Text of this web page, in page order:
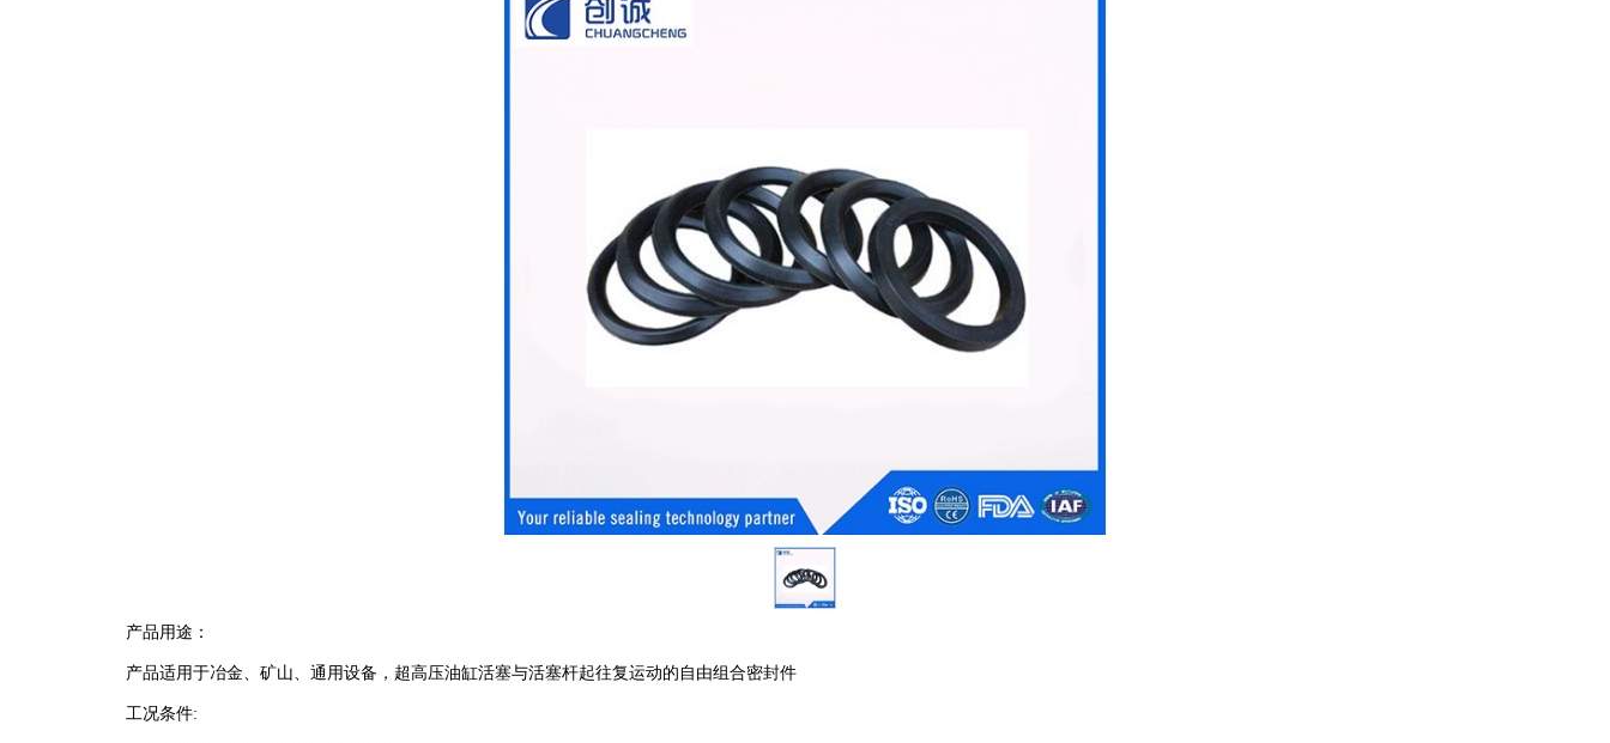
产品用途：
产品适用于冶金、矿山、通用设备，超高压油缸活塞与活塞杆起往复运动的自由组合密封件
工况条件: